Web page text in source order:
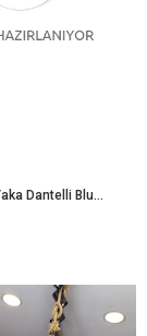
Transparan V Yaka Dantelli Bluz - Beyaz